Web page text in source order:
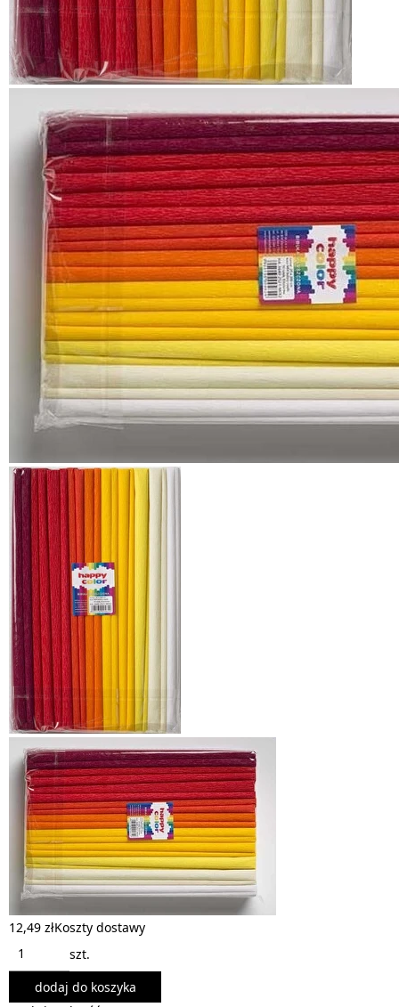
12,49 złKoszty dostawy
szt.
dodaj do koszyka